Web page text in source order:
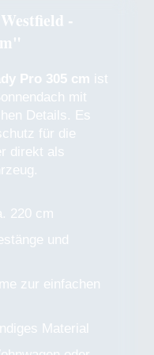
-
Pro 305 cm ist
mit
Details. Es
für die
direkt als
220 cm
und
zur einfachen
Material